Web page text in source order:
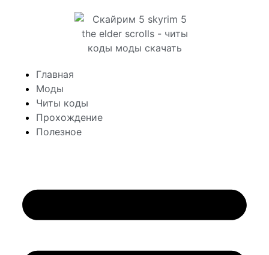
Главная
Моды
Читы коды
Прохождение
Полезное